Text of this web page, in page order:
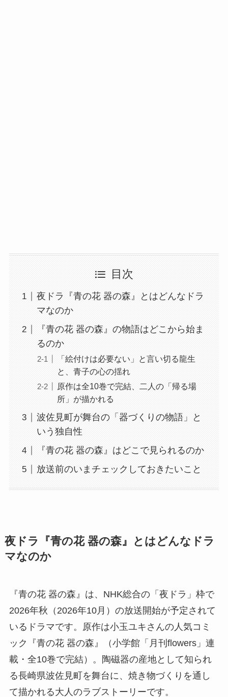
目次
夜ドラ『青の花 器の森』とはどんなドラ
マなのか
『青の花 器の森』の物語はどこから始ま
るのか
「絵付けは必要ない」と言い切る龍生
と、青子の心の揺れ
原作は全10巻で完結、二人の「帰る場
所」が描かれる
波佐見町が舞台の「器づくりの物語」と
いう独自性
『青の花 器の森』はどこで見られるのか
放送前のいまチェックしておきたいこと
夜ドラ『青の花 器の森』とはどんなドラ
マなのか
『青の花 器の森』は、NHK総合の「夜ドラ」枠で
2026年秋（2026年10月）の放送開始が予定されて
いるドラマです。原作は小玉ユキさんの人気コミ
ック『青の花 器の森』（小学館「月刊flowers」連
載・全10巻で完結）。陶磁器の産地として知られ
る長崎県波佐見町を舞台に、焼き物づくりを通し
て描かれる大人のラブストーリーです。